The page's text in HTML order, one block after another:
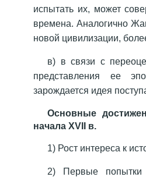
испытать их, может
времена. Аналогично
новой цивилизации,
в) в связи с
представления ее
зарождается идея
Основные
началаXVII в.
1) Рост интереса к
2) Первые попытки